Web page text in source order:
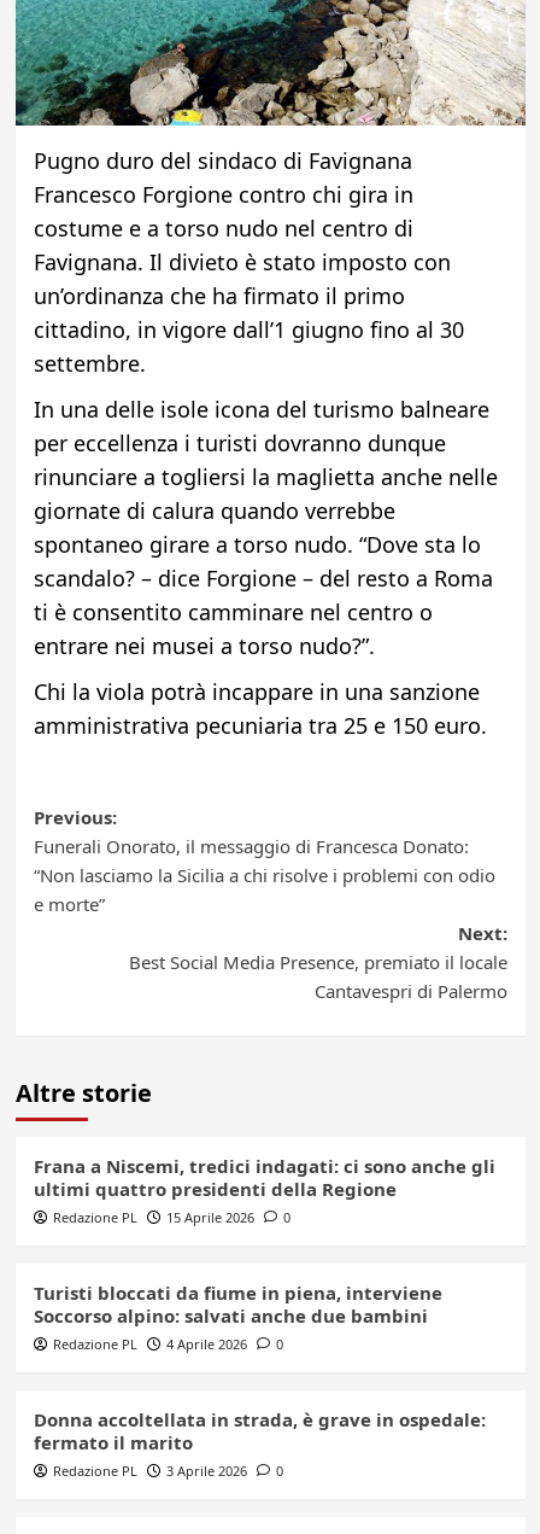
Pugno duro del sindaco di Favignana
Francesco Forgione contro chi gira in
costume e a torso nudo nel centro di
Favignana. Il divieto è stato imposto con
un’ordinanza che ha firmato il primo
cittadino, in vigore dall’1 giugno fino al 30
settembre.
In una delle isole icona del turismo balneare
per eccellenza i turisti dovranno dunque
rinunciare a togliersi la maglietta anche nelle
giornate di calura quando verrebbe
spontaneo girare a torso nudo. “Dove sta lo
scandalo? – dice Forgione – del resto a Roma
ti è consentito camminare nel centro o
entrare nei musei a torso nudo?”.
Chi la viola potrà incappare in una sanzione
amministrativa pecuniaria tra 25 e 150 euro.
Post
navigation
Previous:
Funerali Onorato, il messaggio di Francesca Donato:
“Non lasciamo la Sicilia a chi risolve i problemi con odio
e morte”
Next:
Best Social Media Presence, premiato il locale
Cantavespri di Palermo
Altre storie
Frana a Niscemi, tredici indagati: ci sono anche gli
ultimi quattro presidenti della Regione
Redazione PL 15 Aprile 2026 0
Turisti bloccati da fiume in piena, interviene
Soccorso alpino: salvati anche due bambini
Redazione PL 4 Aprile 2026 0
Donna accoltellata in strada, è grave in ospedale:
fermato il marito
Redazione PL 3 Aprile 2026 0